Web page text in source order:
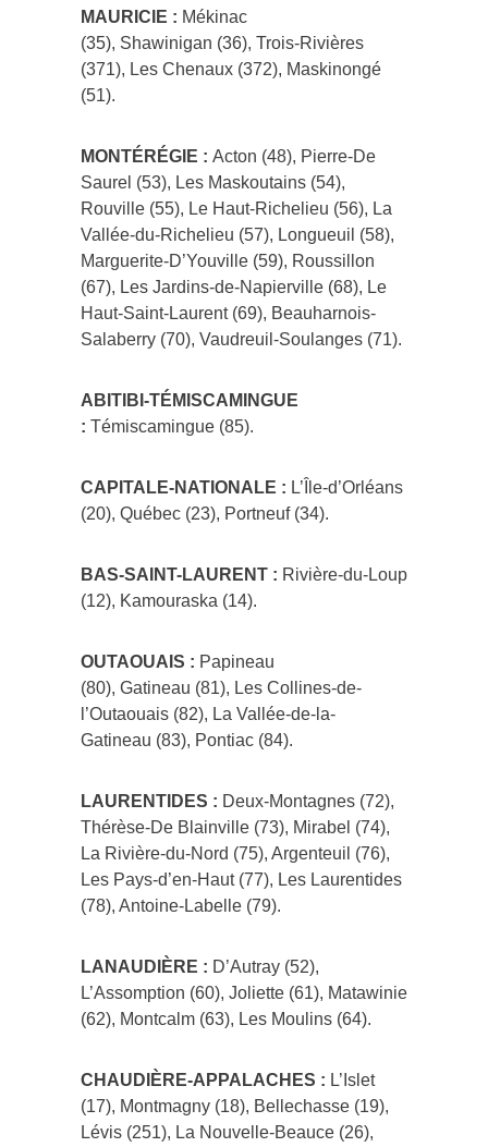
MAURICIE : Mékinac
(35), Shawinigan (36), Trois-Rivières
(371), Les Chenaux (372), Maskinongé
(51).
MONTÉRÉGIE : Acton (48), Pierre-De
Saurel (53), Les Maskoutains (54),
Rouville (55), Le Haut-Richelieu (56), La
Vallée-du-Richelieu (57), Longueuil (58),
Marguerite-D’Youville (59), Roussillon
(67), Les Jardins-de-Napierville (68), Le
Haut-Saint-Laurent (69), Beauharnois-
Salaberry (70), Vaudreuil-Soulanges (71).
ABITIBI-TÉMISCAMINGUE
: Témiscamingue (85).
CAPITALE-NATIONALE : L’Île-d’Orléans
(20), Québec (23), Portneuf (34).
BAS-SAINT-LAURENT : Rivière-du-Loup
(12), Kamouraska (14).
OUTAOUAIS : Papineau
(80), Gatineau (81), Les Collines-de-
l’Outaouais (82), La Vallée-de-la-
Gatineau (83), Pontiac (84).
LAURENTIDES : Deux-Montagnes (72),
Thérèse-De Blainville (73), Mirabel (74),
La Rivière-du-Nord (75), Argenteuil (76),
Les Pays-d’en-Haut (77), Les Laurentides
(78), Antoine-Labelle (79).
LANAUDIÈRE : D’Autray (52),
L’Assomption (60), Joliette (61), Matawinie
(62), Montcalm (63), Les Moulins (64).
CHAUDIÈRE-APPALACHES : L’Islet
(17), Montmagny (18), Bellechasse (19),
Lévis (251), La Nouvelle-Beauce (26),